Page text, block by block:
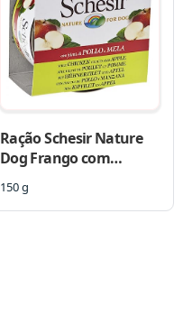
Ração Schesir Nature
Dog Frango com
Cães
150 g